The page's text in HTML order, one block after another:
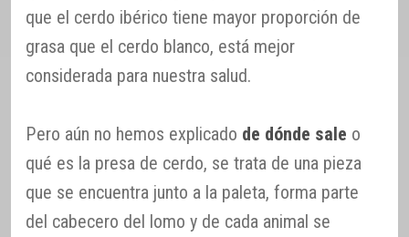
que el cerdo ibérico tiene mayor proporción de
grasa que el cerdo blanco, está mejor
considerada para nuestra salud.
Pero aún no hemos explicado de dónde sale o
qué es la presa de cerdo, se trata de una pieza
que se encuentra junto a la paleta, forma parte
del cabecero del lomo y de cada animal se